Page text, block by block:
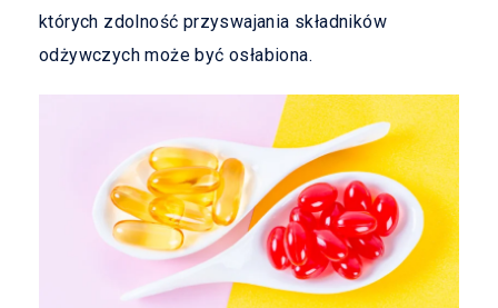
których zdolność przyswajania składników
odżywczych może być osłabiona.